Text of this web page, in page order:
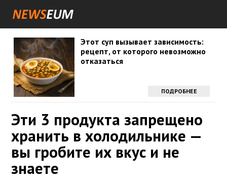
Этот суп вызывает зависимость:
рецепт, от которого невозможно
отказаться
ПОДРОБНЕЕ
Эти 3 продукта запрещено
хранить в холодильнике —
вы гробите их вкус и не
знаете